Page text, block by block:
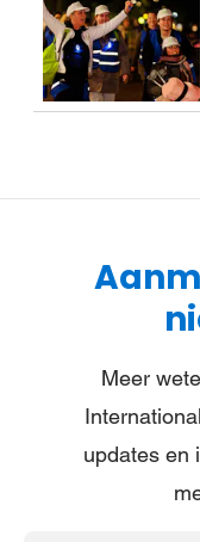
meer
Meer
updates en